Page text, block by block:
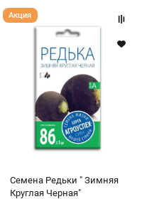
Семена
Редьки
Семена Редьки " Зимняя
Круглая Черная"
Акция